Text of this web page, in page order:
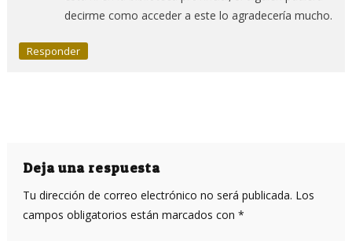
decirme como acceder a este lo agradecería mucho.
Responder
Deja una respuesta
Tu dirección de correo electrónico no será publicada. Los
campos obligatorios están marcados con *